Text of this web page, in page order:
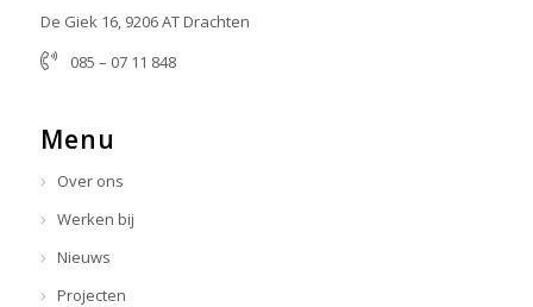
De Giek 16, 9206 AT Drachten
085 – 07 11 848
Menu
Over ons
Werken bij
Nieuws
Projecten